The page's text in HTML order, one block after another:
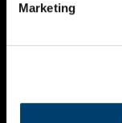
Marketing
VIDEO’S
CONTACT